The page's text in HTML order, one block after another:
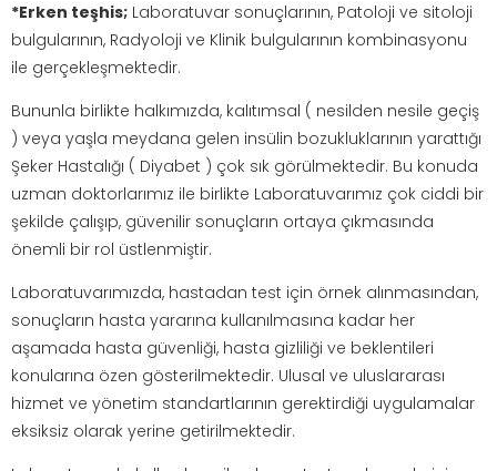
*Erken teşhis; Laboratuvar sonuçlarının, Patoloji ve sitoloji
bulgularının, Radyoloji ve Klinik bulgularının kombinasyonu
ile gerçekleşmektedir.
Bununla birlikte halkımızda, kalıtımsal ( nesilden nesile geçiş
) veya yaşla meydana gelen insülin bozukluklarının yarattığı
Şeker Hastalığı ( Diyabet ) çok sık görülmektedir. Bu konuda
uzman doktorlarımız ile birlikte Laboratuvarımız çok ciddi bir
şekilde çalışıp, güvenilir sonuçların ortaya çıkmasında
önemli bir rol üstlenmiştir.
Laboratuvarımızda, hastadan test için örnek alınmasından,
sonuçların hasta yararına kullanılmasına kadar her
aşamada hasta güvenliği, hasta gizliliği ve beklentileri
konularına özen gösterilmektedir. Ulusal ve uluslararası
hizmet ve yönetim standartlarının gerektirdiği uygulamalar
eksiksiz olarak yerine getirilmektedir.